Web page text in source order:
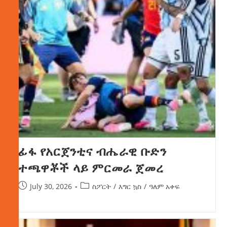
ፊፋ የአርጀንቲና ብሔራዊ ቡድን
ተጫዋቾች ላይ ምርመራ ጀመረ
July 30, 2026 ስፖርት / እግር ኳስ / ዓለም አቀፍ